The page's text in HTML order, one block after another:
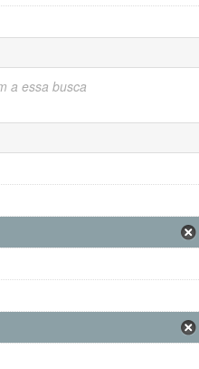
a essa busca